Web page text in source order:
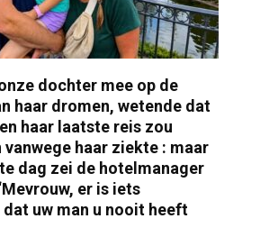
dochter mee op de
haar dromen, wetende dat
haar laatste reis zou
vanwege haar ziekte : maar
dag zei de hotelmanager
er is iets
uw man u nooit heeft